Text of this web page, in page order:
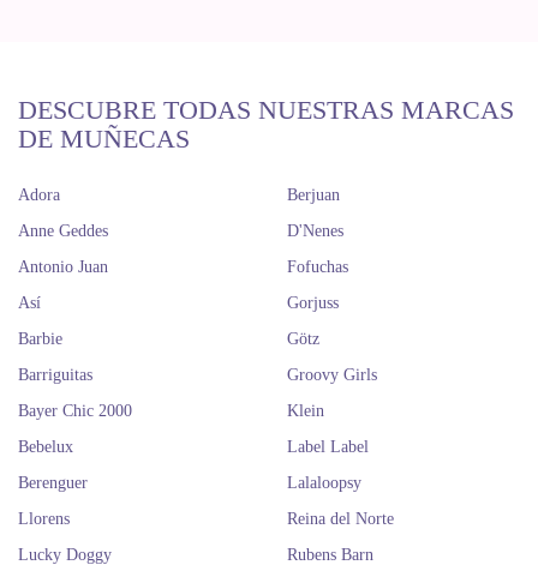
DESCUBRE TODAS NUESTRAS MARCAS
DE MUÑECAS
Adora
Anne Geddes
Antonio Juan
Así
Barbie
Barriguitas
Bayer Chic 2000
Bebelux
Berenguer
Berjuan
D'Nenes
Fofuchas
Gorjuss
Götz
Groovy Girls
Klein
Label Label
Lalaloopsy
Llorens
Lucky Doggy
Reina del Norte
Rubens Barn